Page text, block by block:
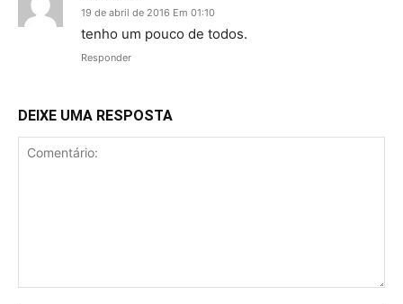
19 de abril de 2016 Em 01:10
tenho um pouco de todos.
Responder
DEIXE UMA RESPOSTA